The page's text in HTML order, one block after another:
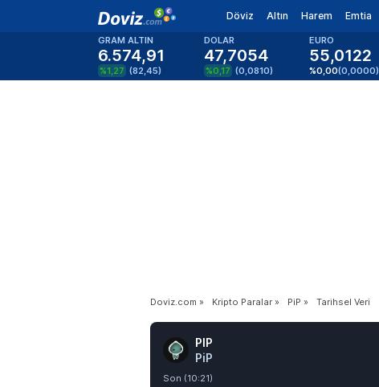
Döviz Altın Harem Emtia
GRAM ALTIN
6.574,91
%1,27 (82,45)
DOLAR
47,7054
%0,17 (0,0810)
EURO
55,0122
%0,00(0,0000)
Doviz.com » Kripto Paralar » PiP » Tarihsel Veri
PIP
PiP
Son (10:21)